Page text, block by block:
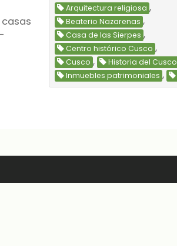
Arquitectura religiosa ,
Beaterio Nazarenas ,
Casa de las Sierpes ,
Centro histórico Cusco ,
Cusco , Historia del Cusco
Inmuebles patrimoniales ,